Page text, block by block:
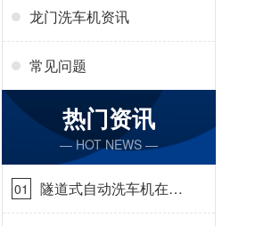
龙门洗车机资讯
常见问题
热门资讯
— HOT NEWS —
01
隧道式自动洗车机在哪
里购买[隆茂鑫晟]